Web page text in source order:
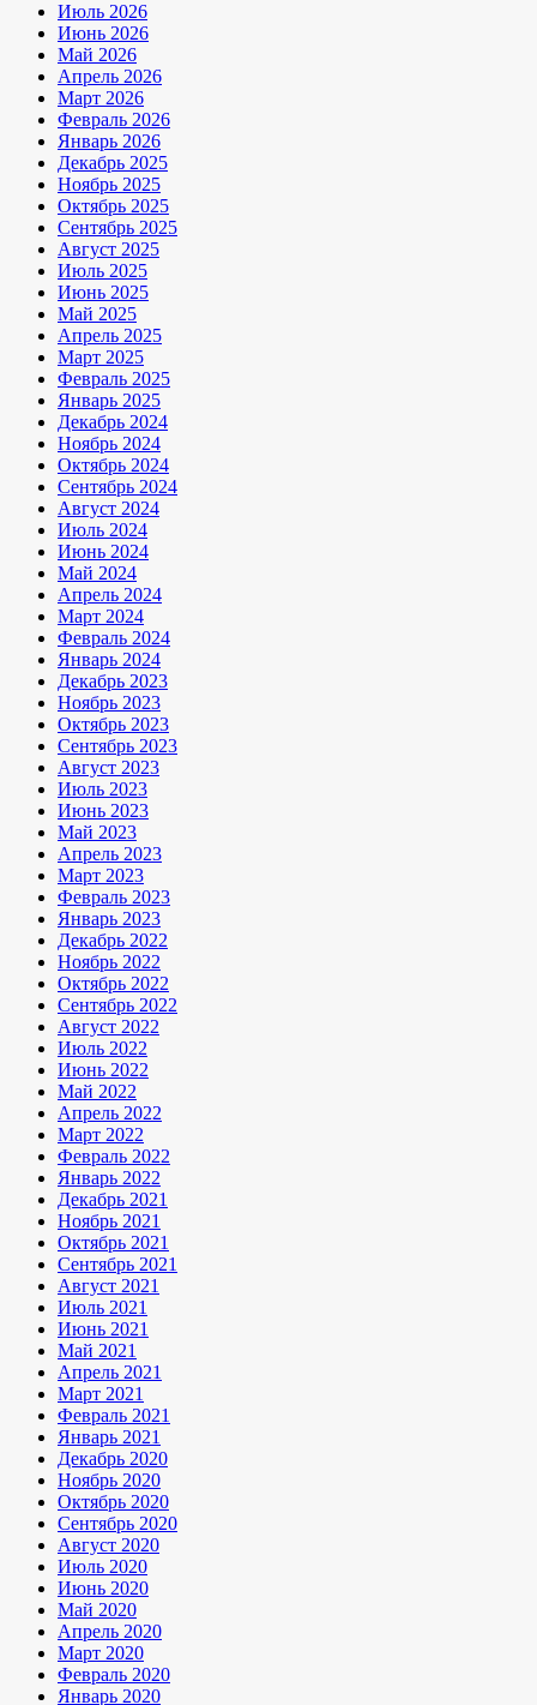
Июль 2026
Июнь 2026
Май 2026
Апрель 2026
Март 2026
Февраль 2026
Январь 2026
Декабрь 2025
Ноябрь 2025
Октябрь 2025
Сентябрь 2025
Август 2025
Июль 2025
Июнь 2025
Май 2025
Апрель 2025
Март 2025
Февраль 2025
Январь 2025
Декабрь 2024
Ноябрь 2024
Октябрь 2024
Сентябрь 2024
Август 2024
Июль 2024
Июнь 2024
Май 2024
Апрель 2024
Март 2024
Февраль 2024
Январь 2024
Декабрь 2023
Ноябрь 2023
Октябрь 2023
Сентябрь 2023
Август 2023
Июль 2023
Июнь 2023
Май 2023
Апрель 2023
Март 2023
Февраль 2023
Январь 2023
Декабрь 2022
Ноябрь 2022
Октябрь 2022
Сентябрь 2022
Август 2022
Июль 2022
Июнь 2022
Май 2022
Апрель 2022
Март 2022
Февраль 2022
Январь 2022
Декабрь 2021
Ноябрь 2021
Октябрь 2021
Сентябрь 2021
Август 2021
Июль 2021
Июнь 2021
Май 2021
Апрель 2021
Март 2021
Февраль 2021
Январь 2021
Декабрь 2020
Ноябрь 2020
Октябрь 2020
Сентябрь 2020
Август 2020
Июль 2020
Июнь 2020
Май 2020
Апрель 2020
Март 2020
Февраль 2020
Январь 2020